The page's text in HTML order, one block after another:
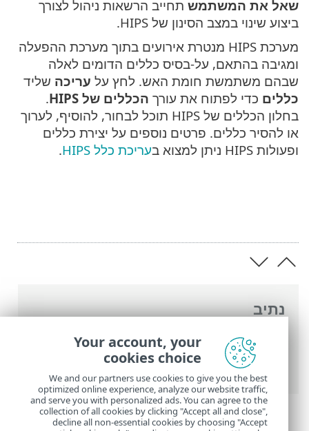
נתיב
העזרה המקוונת של ESET >
ESET Security
Ultimate
> הגדרות מתקדמות>סריקות
HIPS - מערכת למניעת חדירות למארח
שאל את המשתמש תחייב הרשאות ניהול לצורך
ביצוע שינוי במצב הסינון של HIPS.
מערכת HIPS מנטרת אירועים בתוך מערכת ההפעלה
ומגיבה בהתאם, על-בסיס כללים הדומים לאלה
שבהם משתמשת חומת האש. לחץ על עריכה שליד
כללים כדי לפתוח את עורך הכללים של HIPS
.
בחלון הכללים של HIPS תוכל לבחור, להוסיף, לערוך
או להסיר כללים. פרטים נוספים על יצירת כללים
ופעולות HIPS ניתן למצוא ב
עריכת כלל HIPS .
Your account, your
cookies choice
We and our partners use cookies to give you the best
optimized online experience, analyze our website traffic,
and serve you with personalized ads. You can agree to the
collection of all cookies by clicking "Accept all and close",
decline all non-essential cookies by choosing "Accept